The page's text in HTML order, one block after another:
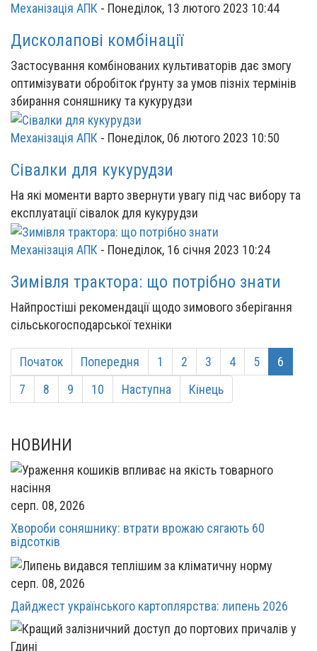
Механізація АПК - Понеділок, 13 лютого 2023 10:44
Дисколапові комбінації
Застосування комбінованих культиваторів дає змогу
оптимізувати обробіток ґрунту за умов пізніх термінів
збирання соняшнику та кукурудзи
Механізація АПК - Понеділок, 06 лютого 2023 10:50
Сівалки для кукурудзи
На які моменти варто звернути увагу під час вибору та
експлуатації сівалок для кукурудзи
Механізація АПК - Понеділок, 16 січня 2023 10:24
Зимівля трактора: що потрібно знати
Найпростіші рекомендації щодо зимового зберігання
сільськогосподарської техніки
Початок Попередня 1 2 3 4 5
6
7
8 9 10 Наступна Кінець
НОВИНИ
серп. 08, 2026
Хвороби соняшнику: втрати врожаю сягають 60
відсотків
серп. 08, 2026
Дайджест українського картоплярства: липень 2026